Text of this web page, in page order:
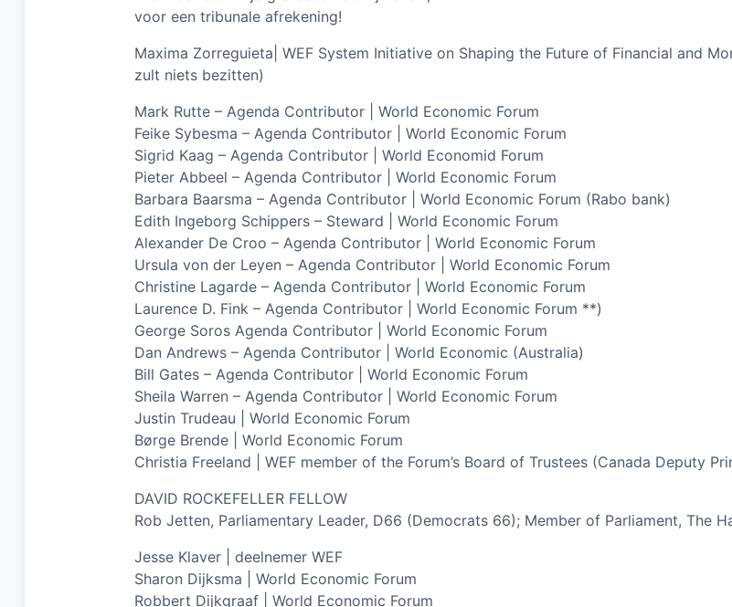
voor een tribunale afrekening!
Maxima Zorreguieta| WEF System Initiative on Shaping the Future of Financial and
zult niets bezitten)
Mark Rutte – Agenda Contributor | World Economic Forum
Feike Sybesma – Agenda Contributor | World Economic Forum
Sigrid Kaag – Agenda Contributor | World Economid Forum
Pieter Abbeel – Agenda Contributor | World Economic Forum
Barbara Baarsma – Agenda Contributor | World Economic Forum (Rabo bank)
Edith Ingeborg Schippers – Steward | World Economic Forum
Alexander De Croo – Agenda Contributor | World Economic Forum
Ursula von der Leyen – Agenda Contributor | World Economic Forum
Christine Lagarde – Agenda Contributor | World Economic Forum
Laurence D. Fink – Agenda Contributor | World Economic Forum **)
George Soros Agenda Contributor | World Economic Forum
Dan Andrews – Agenda Contributor | World Economic (Australia)
Bill Gates – Agenda Contributor | World Economic Forum
Sheila Warren – Agenda Contributor | World Economic Forum
Justin Trudeau | World Economic Forum
Børge Brende | World Economic Forum
Christia Freeland | WEF member of the Forum’s Board of Trustees (Canada Deputy
DAVID ROCKEFELLER FELLOW
Rob Jetten, Parliamentary Leader, D66 (Democrats 66); Member of Parliament, The
Jesse Klaver | deelnemer WEF
Sharon Dijksma | World Economic Forum
Robbert Dijkgraaf | World Economic Forum